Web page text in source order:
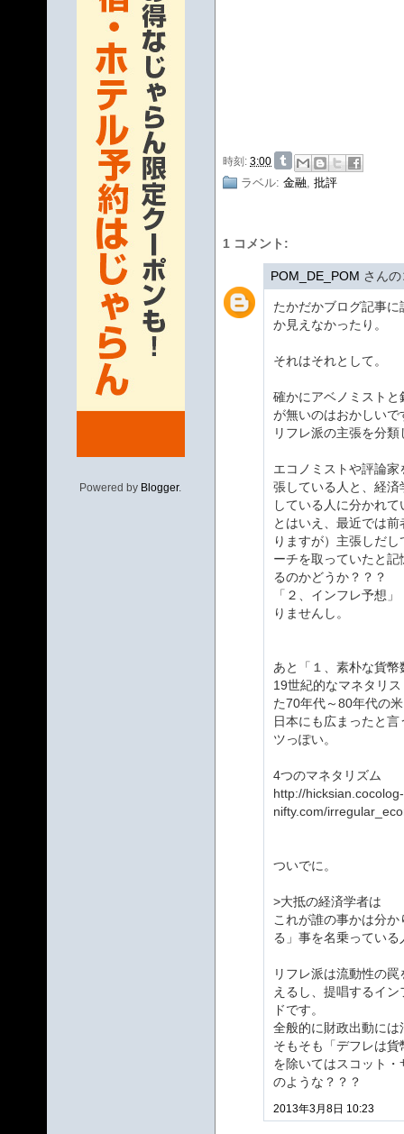
Powered by Blogger.
時刻: 3:00
ラベル: 金融 批評
1 コメント:
POM_DE_POM さん
たかだかブログ記事
か見えなかったり。
それはそれとして。
確かにアベノミスト
が無いのはおかしいで
リフレ派の主張を分
エコノミストや評論
張している人と、経
している人に分かれ
とはいえ、最近では
りますが）主張しだ
ーチを取っていたと
るのかどうか？？？
「２、インフレ予想
りませんし。
あと「１、素朴な貨
19世紀的なマネタリ
た70年代～80年代の
日本にも広まったと
ツっぽい。
4つのマネタリズム
http://hicksian.cocolog-
nifty.com/
ついでに。
>大抵の経済学者は
これが誰の事かは分
る」事を名乗ってい
リフレ派は流動性の
えるし、提唱するイ
ドです。
全般的に財政出動に
そもそも「デフレは
を除いてはスコット
のような？？？
2013年3月8日 10:23